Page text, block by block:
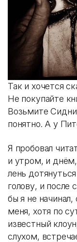
Так и хочется
Не покупайте
Возьмите
понятно. А у
Я пробовал
и утром, и
лень
голову, и после
бы я не
меня, хотя по
известный
слухом,